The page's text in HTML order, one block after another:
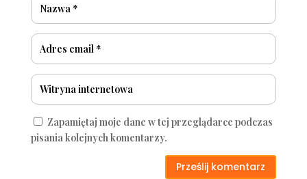
Zapamiętaj moje dane w tej przeglądarce podczas
pisania kolejnych komentarzy.
Prześlij komentarz